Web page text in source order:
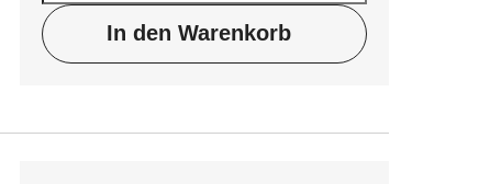
In den Warenkorb